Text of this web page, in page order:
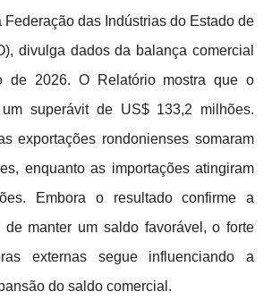
das Indústrias do Estado de
divulga dados da balança comercial
de 2026. O Relatório mostra que o
superávit de US$ 133,2 milhões.
exportações rondonienses somaram
enquanto as importações atingiram
Embora o resultado confirme a
de manter um saldo favorável, o forte
externas segue influenciando a
do saldo comercial.